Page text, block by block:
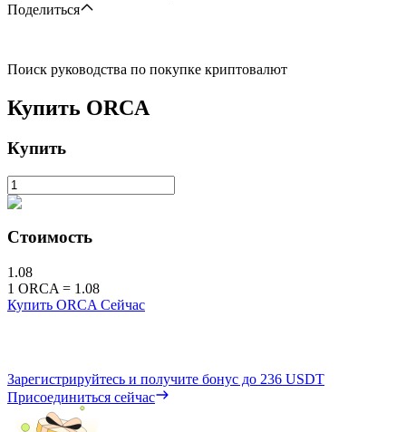
Поделиться
Поиск руководства по покупке криптовалют
Купить ORCA
Купить
Стоимость
1.08
1 ORCA = 1.08
Купить ORCA Сейчас
Зарегистрируйтесь и получите бонус до 236 USDT
Присоединиться сейчас